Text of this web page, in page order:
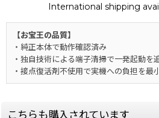
International shipping
【お宝王の品質】
・純正本体で動作確認済み
・独自技術による端子清掃で一発起動を
・接点復活剤不使用で実機への負担を最
こちらも購入されています